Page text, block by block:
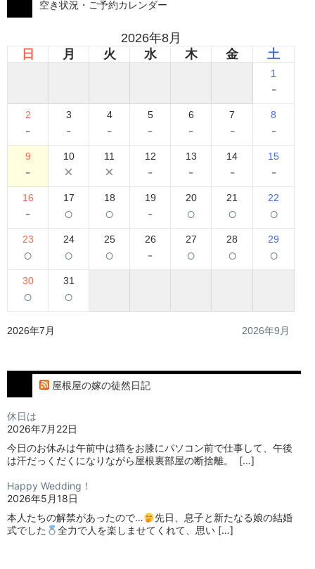
空き状況・ご予約カレンダー
2026年8月
日
月 火 水 木 金 土
1
-
2
-
3
-
4
-
5
-
6
-
7
-
8
-
9
-
10
×
11
×
12
-
13
-
14
-
15
-
16
-
17
○
18
○
19
-
20
○
21
○
22
○
23
○
24
○
25
○
26
-
27
○
28
○
29
○
30
○
31
○
2026年7月 2026年9月
屋根屋の嫁の徒然日記
休日は
2026年7月22日
今日のお休みは午前中は猫をお膝にパソコン前で仕事して、午後
は汗だっくだくになりながら屋根裏部屋の断捨離。⁡ ⁡ […]
Happy Wedding！
2026年5月18日
本人たちの解禁があったので…
⁡⁡先日、息子と新たなる娘の結婚
式でした
⁡⁡⁡全力で人を楽しませてくれて、思い […]